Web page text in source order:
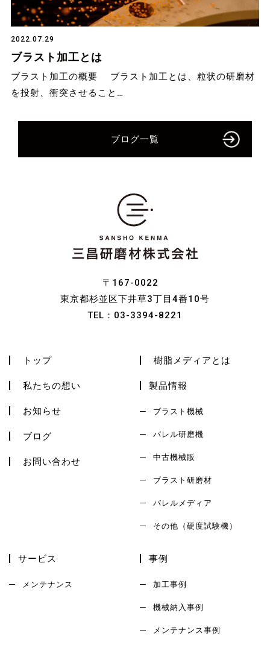
2022.07.29
ブラスト加工とは
ブラスト加工の概要 ブラスト加工とは、粒状の研磨材
を投射、衝突させること…
ブログ一覧
〒167-0022
東京都杉並区下井草3丁目4番10号
TEL： 03-3394-8221
トップ
私たちの想い
お知らせ
ブログ
お問い合わせ
樹脂メディアとは
製品情報
ブラスト機械
バレル研磨機
中古機械販
ブラスト研磨材
バレルメディア
その他（硬度試験機）
サービス
メンテナンス
事例
加工事例
機械納入事例
メンテナンス事例